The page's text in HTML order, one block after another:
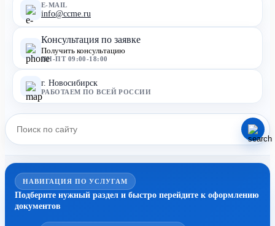
E-MAIL
info@ccme.ru
Консультация по заявке
Получить консультацию
ПН-ПТ 09:00-18:00
г. Новосибирск
РАБОТАЕМ ПО ВСЕЙ РОССИИ
НАВИГАЦИЯ ПО УСЛУГАМ
Подберите нужный раздел и быстро перейдите к оформлению
документов